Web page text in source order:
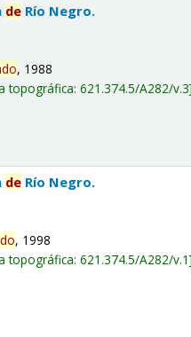
de Río Negro.
, 1988
topográfica:621.374.5/A282/v.3
de Río Negro.
, 1998
topográfica:621.374.5/A282/v.1